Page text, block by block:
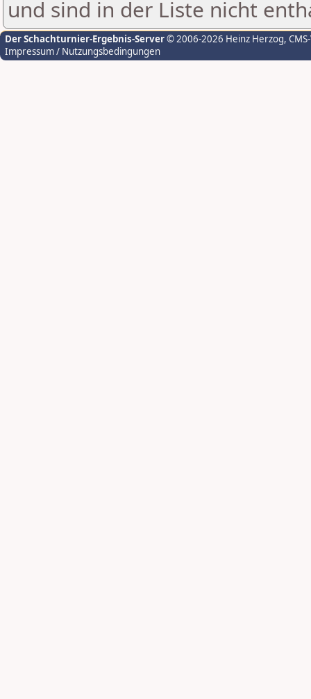
und sind in der Liste nicht
Der Schachturnier-Ergebnis-Server© 2006-2026 Heinz Herzog,
Impressum / Nutzungsbedingungen